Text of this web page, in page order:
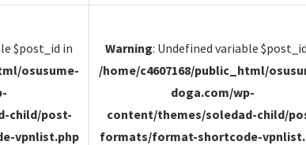
$post_id in
osusume-
child/post-
vpnlist.php
Warning: Undefined variable
/home/c4607168/public_html/
doga.com/wp-
content/themes/soledad-child/
formats/format-shortcode-